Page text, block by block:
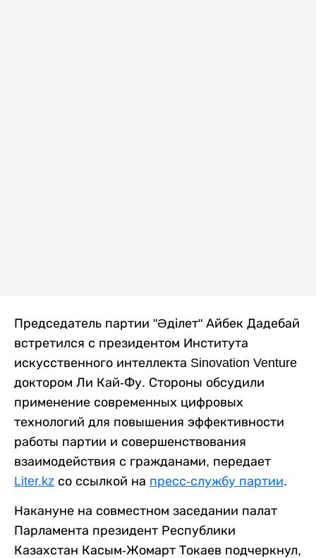
Председатель партии "Әділет" Айбек Дадебай
встретился с президентом Института
искусственного интеллекта Sinovation Venture
доктором Ли Кай-Фу. Стороны обсудили
применение современных цифровых
технологий для повышения эффективности
работы партии и совершенствования
взаимодействия с гражданами, передает
Liter.kz со ссылкой на пресс-службу партии.
Накануне на совместном заседании палат
Парламента президент Республики
Казахстан Касым-Жомарт Токаев подчеркнул,